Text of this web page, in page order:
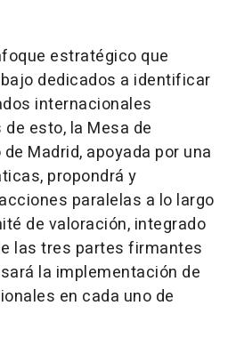
estratégico que
dedicados a identificar
internacionales
esto, la Mesa de
Madrid, apoyada por una
propondrá y
paralelas a lo largo
de valoración, integrado
las tres partes firmantes
la implementación de
en cada uno de